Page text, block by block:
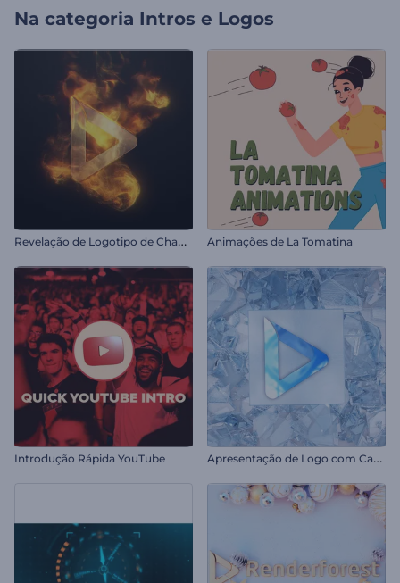
Na categoria Intros e Logos
R
evelação de Logotipo de Chamas de Fogo Animações de La Tomatina
Introdução Rápida YouTube A
presentação de Logo com Cacos de Vidro